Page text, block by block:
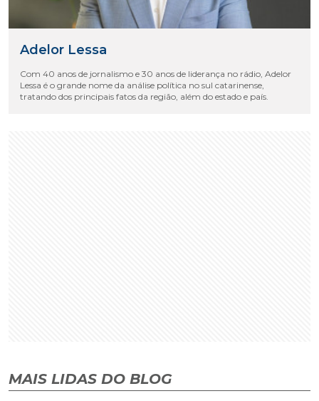
Adelor Lessa
Com 40 anos de jornalismo e 30 anos de liderança no rádio, Adelor
Lessa é o grande nome da análise política no sul catarinense,
tratando dos principais fatos da região, além do estado e país.
MAIS LIDAS DO BLOG